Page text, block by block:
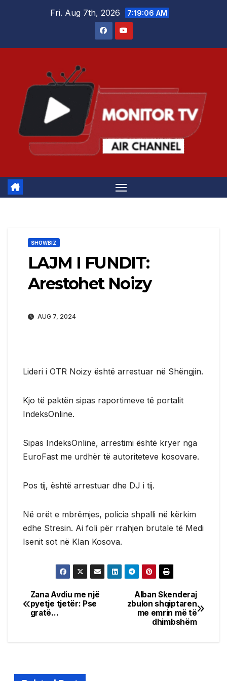
Fri. Aug 7th, 2026 7:19:06 AM
SHOWBIZ
LAJM I FUNDIT:
Arestohet Noizy
AUG 7, 2024
Lideri i OTR Noizy është arrestuar në Shëngjin.
Kjo të paktën sipas raportimeve të portalit
IndeksOnline.
Sipas IndeksOnline, arrestimi është kryer nga
EuroFast me urdhër të autoriteteve kosovare.
Pos tij, është arrestuar dhe DJ i tij.
Në orët e mbrëmjes, policia shpalli në kërkim
edhe Stresin. Ai foli për rrahjen brutale të Medi
Isenit sot në Klan Kosova.
Post
navigation
Alban Skenderaj
zbulon shqiptaren
me emrin më të
dhimbshëm
Zana Avdiu me një
pyetje tjetër: Pse
gratë…